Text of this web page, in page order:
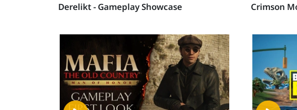
Derelikt - Gameplay Showcase Crimson